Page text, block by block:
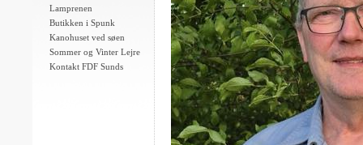
Lamprenen
Butikken i Spunk
Kanohuset ved søen
Sommer og Vinter Lejre
Kontakt FDF Sunds